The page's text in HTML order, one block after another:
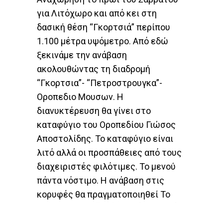
για Λιτόχωρο και από κει στη
δασική θέση “Γκορτσιά” περίπου
1.100 μέτρα υψόμετρο. Από εδώ
ξεκινάμε την ανάβαση
ακολουθώντας τη διαδρομή
“Γκορτσια”- “Πετροστρουγκα”-
Οροπεδιο Μουσων. Η
διανυκτέρευση θα γίνει στο
καταφύγιο του Οροπεδίου Γιώσος
Αποστολίδης. Το καταφύγιο είναι
λιτό αλλά οι προσπάθειες από τους
διαχειριστές φιλότιμες. Το μενού
πάντα νόστιμο. Η ανάβαση στις
κορυφές θα πραγματοποιηθεί Το